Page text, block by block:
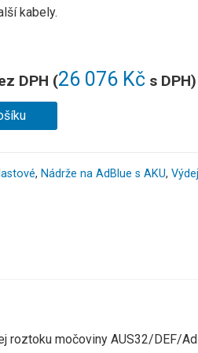
DPH (26 076 Kčs DPH)
kabely.
, Nádrže na AdBlue s AKU,
roztoku močoviny AUS32/DEF/